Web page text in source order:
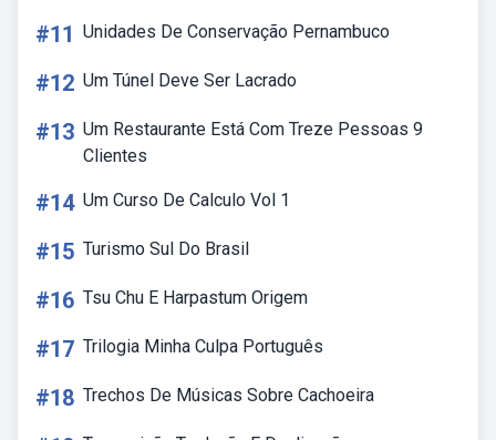
#11 Unidades De Conservação Pernambuco
#12 Um Túnel Deve Ser Lacrado
#13 Um Restaurante Está Com Treze Pessoas 9
Clientes
#14 Um Curso De Calculo Vol 1
#15 Turismo Sul Do Brasil
#16 Tsu Chu E Harpastum Origem
#17 Trilogia Minha Culpa Português
#18 Trechos De Músicas Sobre Cachoeira